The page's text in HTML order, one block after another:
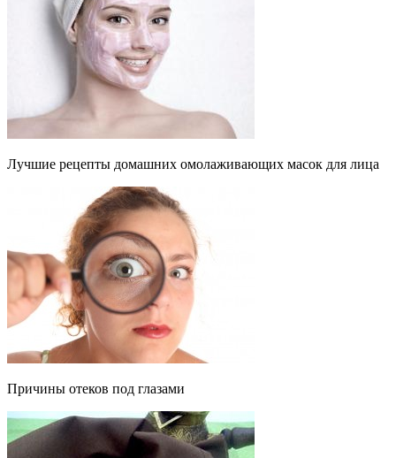
Лучшие рецепты домашних омолаживающих масок для лица
Причины отеков под глазами